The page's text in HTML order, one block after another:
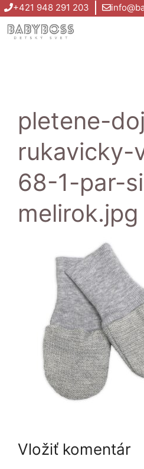
Preskočiť
na
obsah
+421 948 291 203
pletene-
rukavicky-
68-1-par-
melirok.jpg
Vložiť komentár